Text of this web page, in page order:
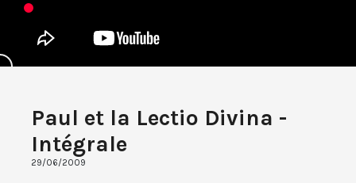
Paul et la Lectio Divina -
Intégrale
29/06/2009